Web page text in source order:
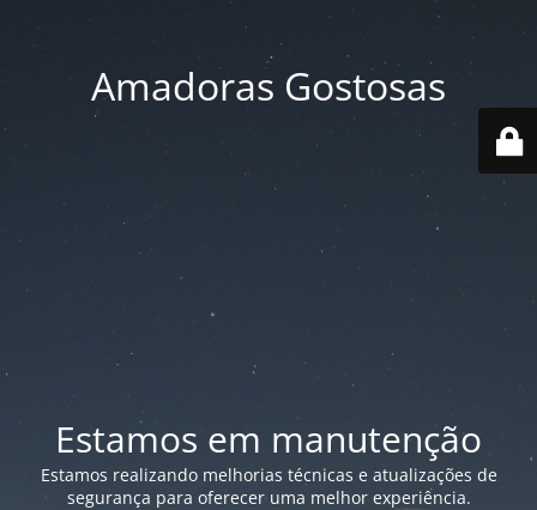
Amadoras Gostosas
Estamos em manutenção
Estamos realizando melhorias técnicas e atualizações de
segurança para oferecer uma melhor experiência.